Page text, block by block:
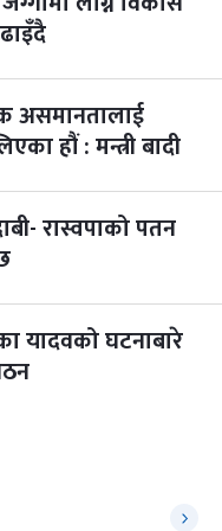
असमानतालाई
हौं : मन्त्री बादी
रास्वपाको पतन
यादवको घटनाबारे